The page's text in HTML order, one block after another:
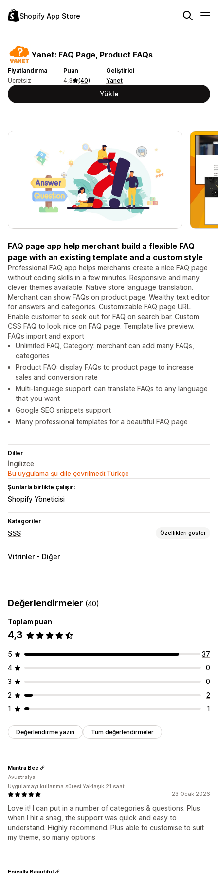
Shopify App Store
Yanet: FAQ Page, Product FAQs
Fiyatlandırma
Ücretsiz
Puan
4,3
(40)
Geliştirici
Yanet
Yükle
FAQ page app help merchant build a flexible FAQ
page with an existing template and a custom style
Professional FAQ app helps merchants create a nice FAQ page
without coding skills in a few minutes. Responsive and many
clever themes available. Native store language translation.
Merchant can show FAQs on product page. Wealthy text editor
for answers and categories. Customizable FAQ page URL.
Enable customer to seek out for FAQ on search bar. Custom
CSS FAQ to look nice on FAQ page. Template live preview.
FAQs import and export
Unlimited FAQ, Category: merchant can add many FAQs,
categories
Product FAQ: display FAQs to product page to increase
sales and conversion rate
Multi-language support: can translate FAQs to any language
that you want
Google SEO snippets support
Many professional templates for a beautiful FAQ page
Diller
İngilizce
Bu uygulama şu dile çevrilmedi:Türkçe
Şunlarla birlikte çalışır:
Shopify Yöneticisi
Kategoriler
SSS Özellikleri göster
Düzenleme araçları
Akordiyonlar
SSS sayfası Arama çubuğu
Özel yazı tipi ve renk
Vitrinler - Diğer
Değerlendirmeler (40)
Toplam puan
4,3
5
37
4
0
3
0
2
2
1
1
Değerlendirme yazın Tüm değerlendirmeler
23 Ocak 2026
Love it! I can put in a number of categories & questions. Plus
when I hit a snag, the support was quick and easy to
understand. Highly recommend. Plus able to customise to suit
my theme, so many options
Mantra Bee
Avustralya
Uygulamayı kullanma süresi:Yaklaşık 21 saat
Epically Beautiful